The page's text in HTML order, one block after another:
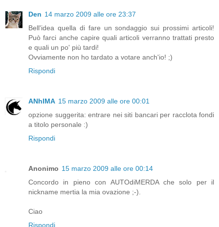
Den 14 marzo 2009 alle ore 23:37
Bell'idea quella di fare un sondaggio sui prossimi articoli!
Può farci anche capire quali articoli verranno trattati presto
e quali un po' più tardi!
Ovviamente non ho tardato a votare anch'io! ;)
Rispondi
ANhIMA 15 marzo 2009 alle ore 00:01
opzione suggerita: entrare nei siti bancari per racclota fondi
a titolo personale :)
Rispondi
Anonimo 15 marzo 2009 alle ore 00:14
Concordo in pieno con AUTOdiMERDA che solo per il
nickname mertia la mia ovazione ;-).
Ciao
Rispondi